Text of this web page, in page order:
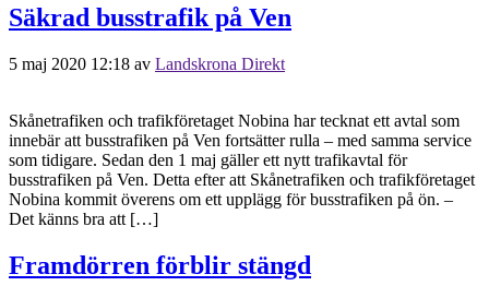
Säkrad busstrafik på Ven
5 maj 2020 12:18 av Landskrona Direkt
Skånetrafiken och trafikföretaget Nobina har tecknat ett avtal som
innebär att busstrafiken på Ven fortsätter rulla – med samma service
som tidigare. Sedan den 1 maj gäller ett nytt trafikavtal för
busstrafiken på Ven. Detta efter att Skånetrafiken och trafikföretaget
Nobina kommit överens om ett upplägg för busstrafiken på ön. –
Det känns bra att […]
Framdörren förblir stängd